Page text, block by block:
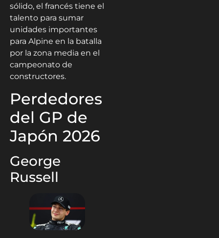
sólido, el francés tiene el
talento para sumar
unidades importantes
para Alpine en la batalla
por la zona media en el
campeonato de
constructores.
Perdedores
del GP de
Japón 2026
George
Russell